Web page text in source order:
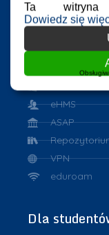
Przydatne
eHMS
ASAP
VPN
eduroam
Dla
Ta
Dowiedz się